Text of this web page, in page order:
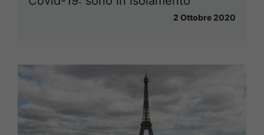
2 Ottobre 2020